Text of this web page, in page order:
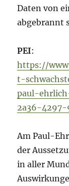
Daten von
abgebrannt
PEI:
https://
t-
paul-
2a36-4297-
Am Paul-
der
in aller